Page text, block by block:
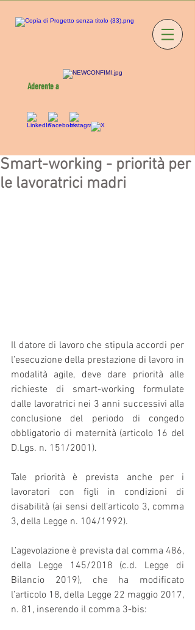
Aderente a
Smart-working - priorità per
le lavoratrici madri
Il datore di lavoro che stipula accordi per
l’esecuzione della prestazione di lavoro in
modalità agile, deve dare priorità alle
richieste di smart-working formulate
dalle lavoratrici nei 3 anni successivi alla
conclusione del periodo di congedo
obbligatorio di maternità (articolo 16 del
D.Lgs. n. 151/2001).
Tale priorità è prevista anche per i
lavoratori con figli in condizioni di
disabilità (ai sensi dell’articolo 3, comma
3, della Legge n. 104/1992).
L’agevolazione è prevista dal comma 486,
della Legge 145/2018 (c.d. Legge di
Bilancio 2019), che ha modificato
l’articolo 18, della Legge 22 maggio 2017,
n. 81, inserendo il comma 3-bis: